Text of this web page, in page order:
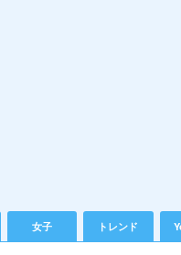
女子 トレンド